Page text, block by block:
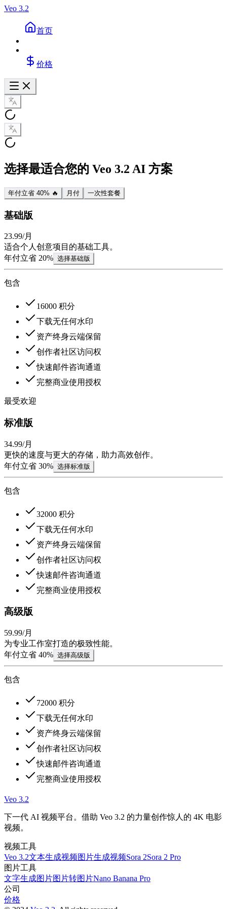
Veo 3.2
首页
价格
选择最适合您的 Veo 3.2 AI 方案
年付立省 40% 🔥 月付 一次性套餐
基础版
23.99/月
适合个人创意项目的基础工具。
年付立省 20% 选择基础版
包含
16000 积分
下载无任何水印
资产终身云端保留
创作者社区访问权
快速邮件咨询通道
完整商业使用授权
最受欢迎
标准版
34.99/月
更快的速度与更大的存储，助力高效创作。
年付立省 30% 选择标准版
包含
32000 积分
下载无任何水印
资产终身云端保留
创作者社区访问权
快速邮件咨询通道
完整商业使用授权
高级版
59.99/月
为专业工作室打造的极致性能。
年付立省 40% 选择高级版
包含
72000 积分
下载无任何水印
资产终身云端保留
创作者社区访问权
快速邮件咨询通道
完整商业使用授权
Veo 3.2
下一代 AI 视频平台。借助 Veo 3.2 的力量创作惊人的 4K 电影
视频。
视频工具
Veo 3.2文本生成视频图片生成视频Sora 2Sora 2 Pro
图片工具
文字生成图片图片转图片Nano Banana Pro
公司
价格